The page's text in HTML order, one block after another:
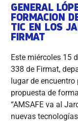
GENERAL
FORMACION
TIC EN LOS
FIRMAT
Este miércoles 15
338 de Firmat,
lugar de
propuesta de
“AMSAFE va al
nuevas